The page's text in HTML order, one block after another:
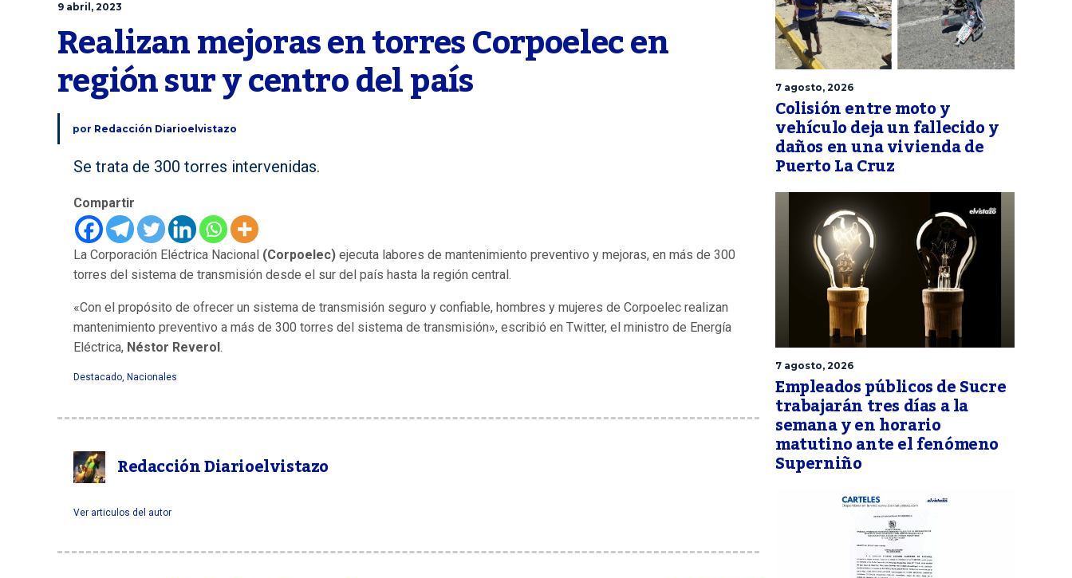
9 abril, 2023
Realizan mejoras en torres Corpoelec en
región sur y centro del país
por Redacción Diarioelvistazo
Se trata de 300 torres intervenidas.
Compartir
La Corporación Eléctrica Nacional (Corpoelec) ejecuta labores de mantenimiento preventivo y mejoras, en más de 300
torres del sistema de transmisión desde el sur del país hasta la región central.
«Con el propósito de ofrecer un sistema de transmisión seguro y confiable, hombres y mujeres de Corpoelec realizan
mantenimiento preventivo a más de 300 torres del sistema de transmisión», escribió en Twitter, el ministro de Energía
Eléctrica, Néstor Reverol.
Destacado, Nacionales
Redacción Diarioelvistazo
Ver articulos del autor
7 agosto, 2026
Colisión entre moto y
vehículo deja un fallecido y
daños en una vivienda de
Puerto La Cruz
7 agosto, 2026
Empleados públicos de Sucre
trabajarán tres días a la
semana y en horario
matutino ante el fenómeno
Superniño